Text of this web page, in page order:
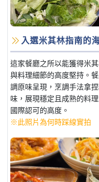
入選米其林指南的
這家餐廳之所以能獲得米
與料理細節的高度堅持。
調原味呈現，烹調手法拿
味，展現穩定且成熟的料
國際認可的高度。
※此照片為何時踩線實拍